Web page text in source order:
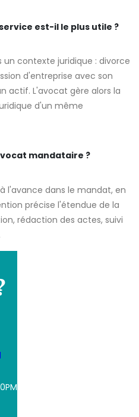
est-il le plus utile ?
un contexte juridique : divorce
d'entreprise avec son
actif. L'avocat gère alors la
d'un même
mandataire ?
l'avance dans le mandat, en
précise l'étendue de la
rédaction des actes, suivi